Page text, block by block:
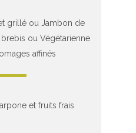
grillé ou Jambon de
ou Végétarienne
affinés
et fruits frais